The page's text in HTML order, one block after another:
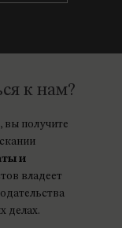
к нам?
получите
и
владеет
делах.